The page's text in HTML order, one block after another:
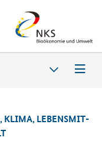
KLIMA, LE­BENS­MIT­